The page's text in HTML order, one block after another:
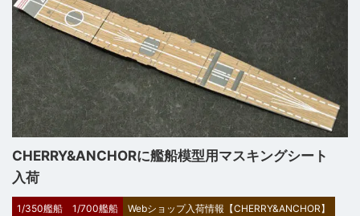
CHERRY&ANCHORに艦船模型用マスキングシート
入荷
1/350艦船 1/700艦船 Webショップ入荷情報【CHERRY&ANCHOR】